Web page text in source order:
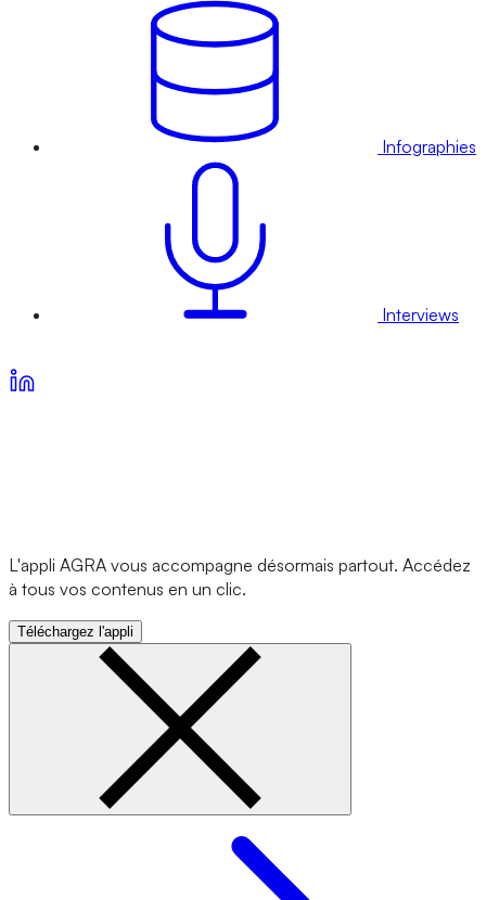
Infographies
Interviews
L'appli AGRA vous accompagne désormais partout. Accédez
à tous vos contenus en un clic.
Téléchargez l'appli